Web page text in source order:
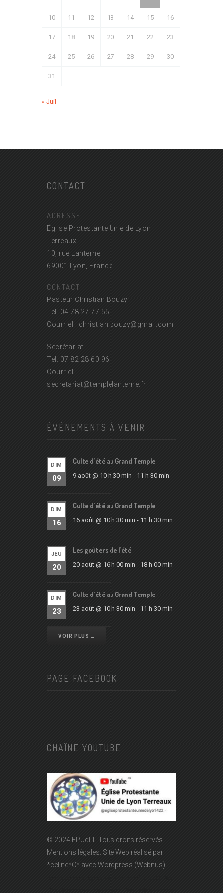
10 11 12 13 14 15 16
17 18 19 20 21 22 23
24 25 26 27 28 29 30
31
« Juil
CONTACT
ADRESSE
Église Protestante Unie de Lyon
Terreaux
10, rue Lanterne
69001 Lyon, France
CONTACT
Pasteur Christian Bouzy :
Tel. 04 78 27 77 55
Courriel : christian.bouzy@gmail.com
Secrétariat :
Tel. 07 82 28 60 96
Courriel :
secretariat@templelanterne.fr
ÉVÉNEMENTS À VENIR
DIM
09
Culte d’été au Grand Temple
9 août @ 10 h 30 min - 11 h 30 min
DIM
16
Culte d’été au Grand Temple
16 août @ 10 h 30 min - 11 h 30 min
JEU
20
Les goûters de l’été
20 août @ 16 h 00 min - 18 h 00 min
DIM
23
Culte d’été au Grand Temple
23 août @ 10 h 30 min - 11 h 30 min
VOIR PLUS …
PAGE FACEBOOK
CHAÎNE YOUTUBE
© 2024 EPUdLT. Tous droits réservés.
Mentions légales. Site Web réalisé par
*celine*C* avec Wordpress (Webnus).